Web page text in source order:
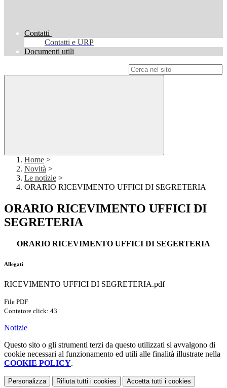
Contatti
Contatti e URP
Documenti utili
Home >
Novità >
Le notizie >
ORARIO RICEVIMENTO UFFICI DI SEGRETERIA
ORARIO RICEVIMENTO UFFICI DI
SEGRETERIA
ORARIO RICEVIMENTO UFFICI DI SEGERTERIA
Allegati
RICEVIMENTO UFFICI DI SEGRETERIA.pdf
File PDF
Contatore click: 43
Notizie
Questo sito o gli strumenti terzi da questo utilizzati si avvalgono di
cookie necessari al funzionamento ed utili alle finalità illustrate nella
COOKIE POLICY.
Personalizza Rifiuta tutti i cookies Accetta tutti i cookies